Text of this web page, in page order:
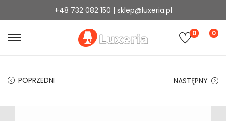
+48 732 082 150 | sklep@luxeria.pl
0 0
POPRZEDNI NASTĘPNY